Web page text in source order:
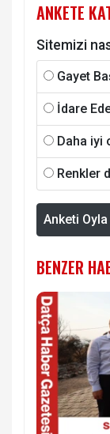
ANKETE
Sitemizi
Gayet
İdare
Daha iyi
Renkler
Anketi Oyla
BENZER